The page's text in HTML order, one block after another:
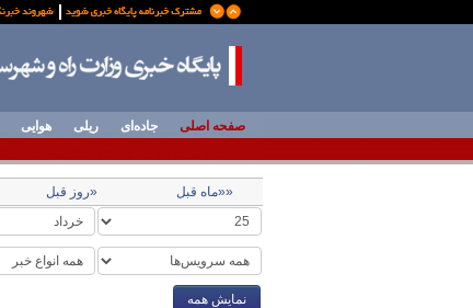
صفحه اصلی جاده‌ای ریلی هوایی
««ماه قبل «روز قبل
نمایش همه